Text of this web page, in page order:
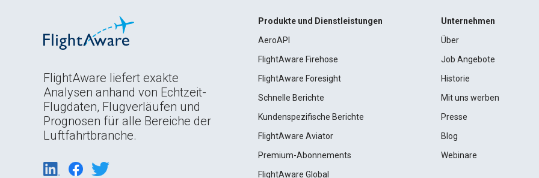
FlightAware liefert exakte
Analysen anhand von Echtzeit-
Flugdaten, Flugverläufen und
Prognosen für alle Bereiche der
Luftfahrtbranche.
Produkte und Dienstleistungen
AeroAPI
FlightAware Firehose
FlightAware Foresight
Schnelle Berichte
Kundenspezifische Berichte
FlightAware Aviator
Premium-Abonnements
FlightAware Global
Unternehmen
Über
Job Angebote
Historie
Mit uns werben
Presse
Blog
Webinare